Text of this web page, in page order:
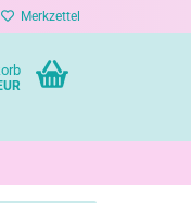
Merkzettel